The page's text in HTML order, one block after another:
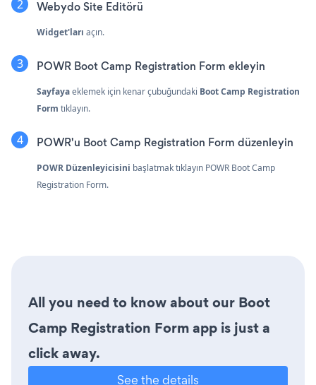
Webydo Site Editörü
Widget'ları açın.
POWR Boot Camp Registration Form ekleyin
Sayfayaeklemek için kenar çubuğundaki Boot Camp Registration
Form tıklayın.
POWR'u Boot Camp Registration Form düzenleyin
POWR Düzenleyicisini başlatmak tıklayın POWR Boot Camp
Registration Form.
All you need to know about our Boot
Camp Registration Form app is just a
click away.
See the details